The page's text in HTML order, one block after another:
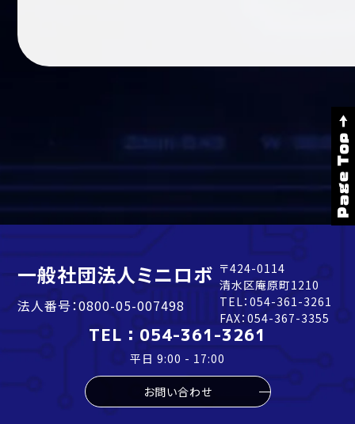
Page Top →
一般社団法人ミニロボ
法人番号：0800-05-007498
〒424-0114
清水区庵原町1210
TEL： 054-361-3261
FAX：054-367-3355
TEL： 054-361-3261
平日 9:00 - 17:00
お問い合わせ